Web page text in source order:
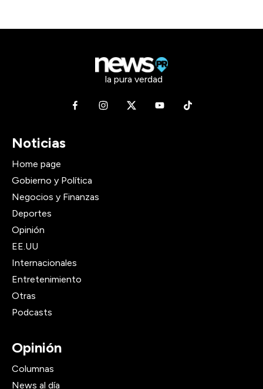
la pura verdad
Noticias
Home page
Gobierno y Política
Negocios y Finanzas
Deportes
Opinión
EE.UU
Internacionales
Entretenimiento
Otras
Podcasts
Opinión
Columnas
News al día